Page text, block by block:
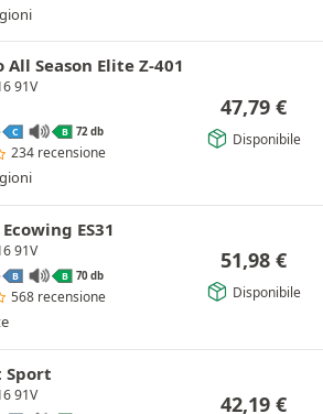
All Season Elite Z-401
91V
C B 72 db
234 recensione
47,79 €
Disponibile
ES31
91V
B B 70 db
568 recensione
51,98 €
Disponibile
Sport
91V 42,19 €